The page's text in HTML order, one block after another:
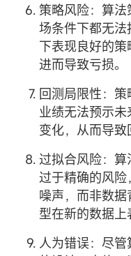
策略风险：算
场条件下都无
下表现良好的策
进而导致亏损。
回测局限性：
业绩无法预示
变化，从而导致
过拟合风险：
过于精确的风
噪声，而非数
型在新的数据上
人为错误：尽